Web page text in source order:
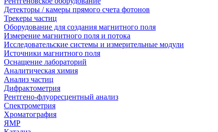
Детекторы / камеры прямого счета фотонов
Трекеры частиц
Оборудование для создания магнитного поля
Измерение магнитного поля и потока
Исследовательские системы и измерительные модули
Источники магнитного поля
Оснащение лабораторий
Аналитическая химия
Анализ частиц
Дифрактометрия
Рентгено-флуоресцентный анализ
Спектрометрия
Хроматография
ЯМР